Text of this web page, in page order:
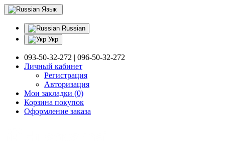
Язык
Russian
Укр
093-50-32-272 | 096-50-32-272
Личный кабинет
Регистрация
Авторизация
Мои закладки (0)
Корзина покупок
Оформление заказа